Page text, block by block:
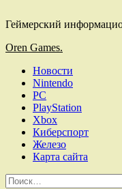
Геймерский
Основное
Oren Games.
Новости
Nintendo
PC
PlayStation
Xbox
Киберспорт
Железо
Карта сайта
Найти: